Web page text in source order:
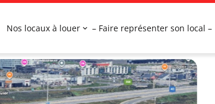
Nos locaux à louer – Faire représenter son local –